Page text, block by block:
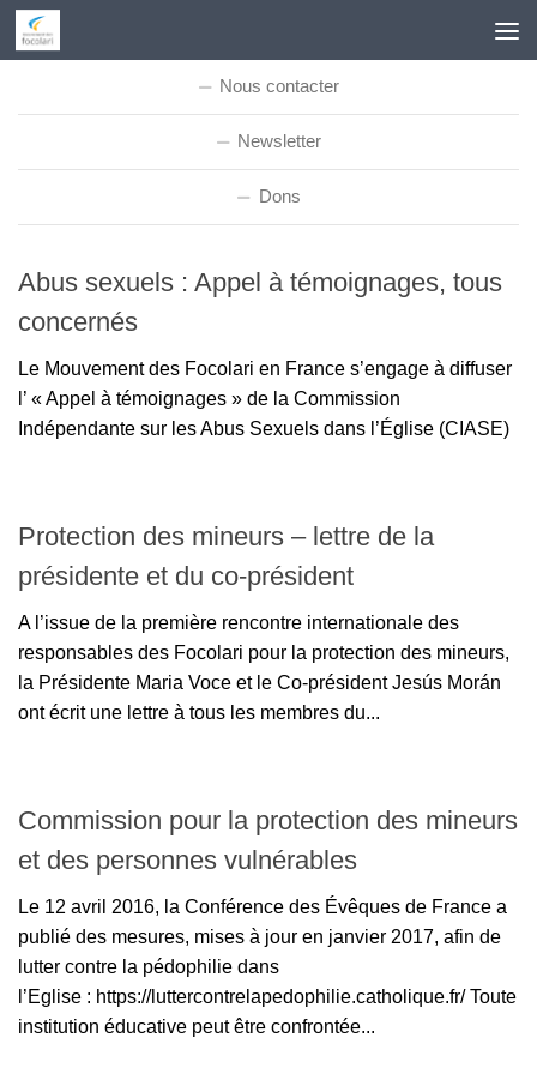
Skip to content
Nous contacter
Newsletter
Dons
Abus sexuels : Appel à témoignages, tous
concernés
Le Mouvement des Focolari en France s’engage à diffuser
l’ « Appel à témoignages » de la Commission
Indépendante sur les Abus Sexuels dans l’Église (CIASE)
Protection des mineurs – lettre de la
présidente et du co-président
A l’issue de la première rencontre internationale des
responsables des Focolari pour la protection des mineurs,
la Présidente Maria Voce et le Co-président Jesús Morán
ont écrit une lettre à tous les membres du...
Commission pour la protection des mineurs
et des personnes vulnérables
Le 12 avril 2016, la Conférence des Évêques de France a
publié des mesures, mises à jour en janvier 2017, afin de
lutter contre la pédophilie dans
l’Eglise : https://luttercontrelapedophilie.catholique.fr/ Toute
institution éducative peut être confrontée...